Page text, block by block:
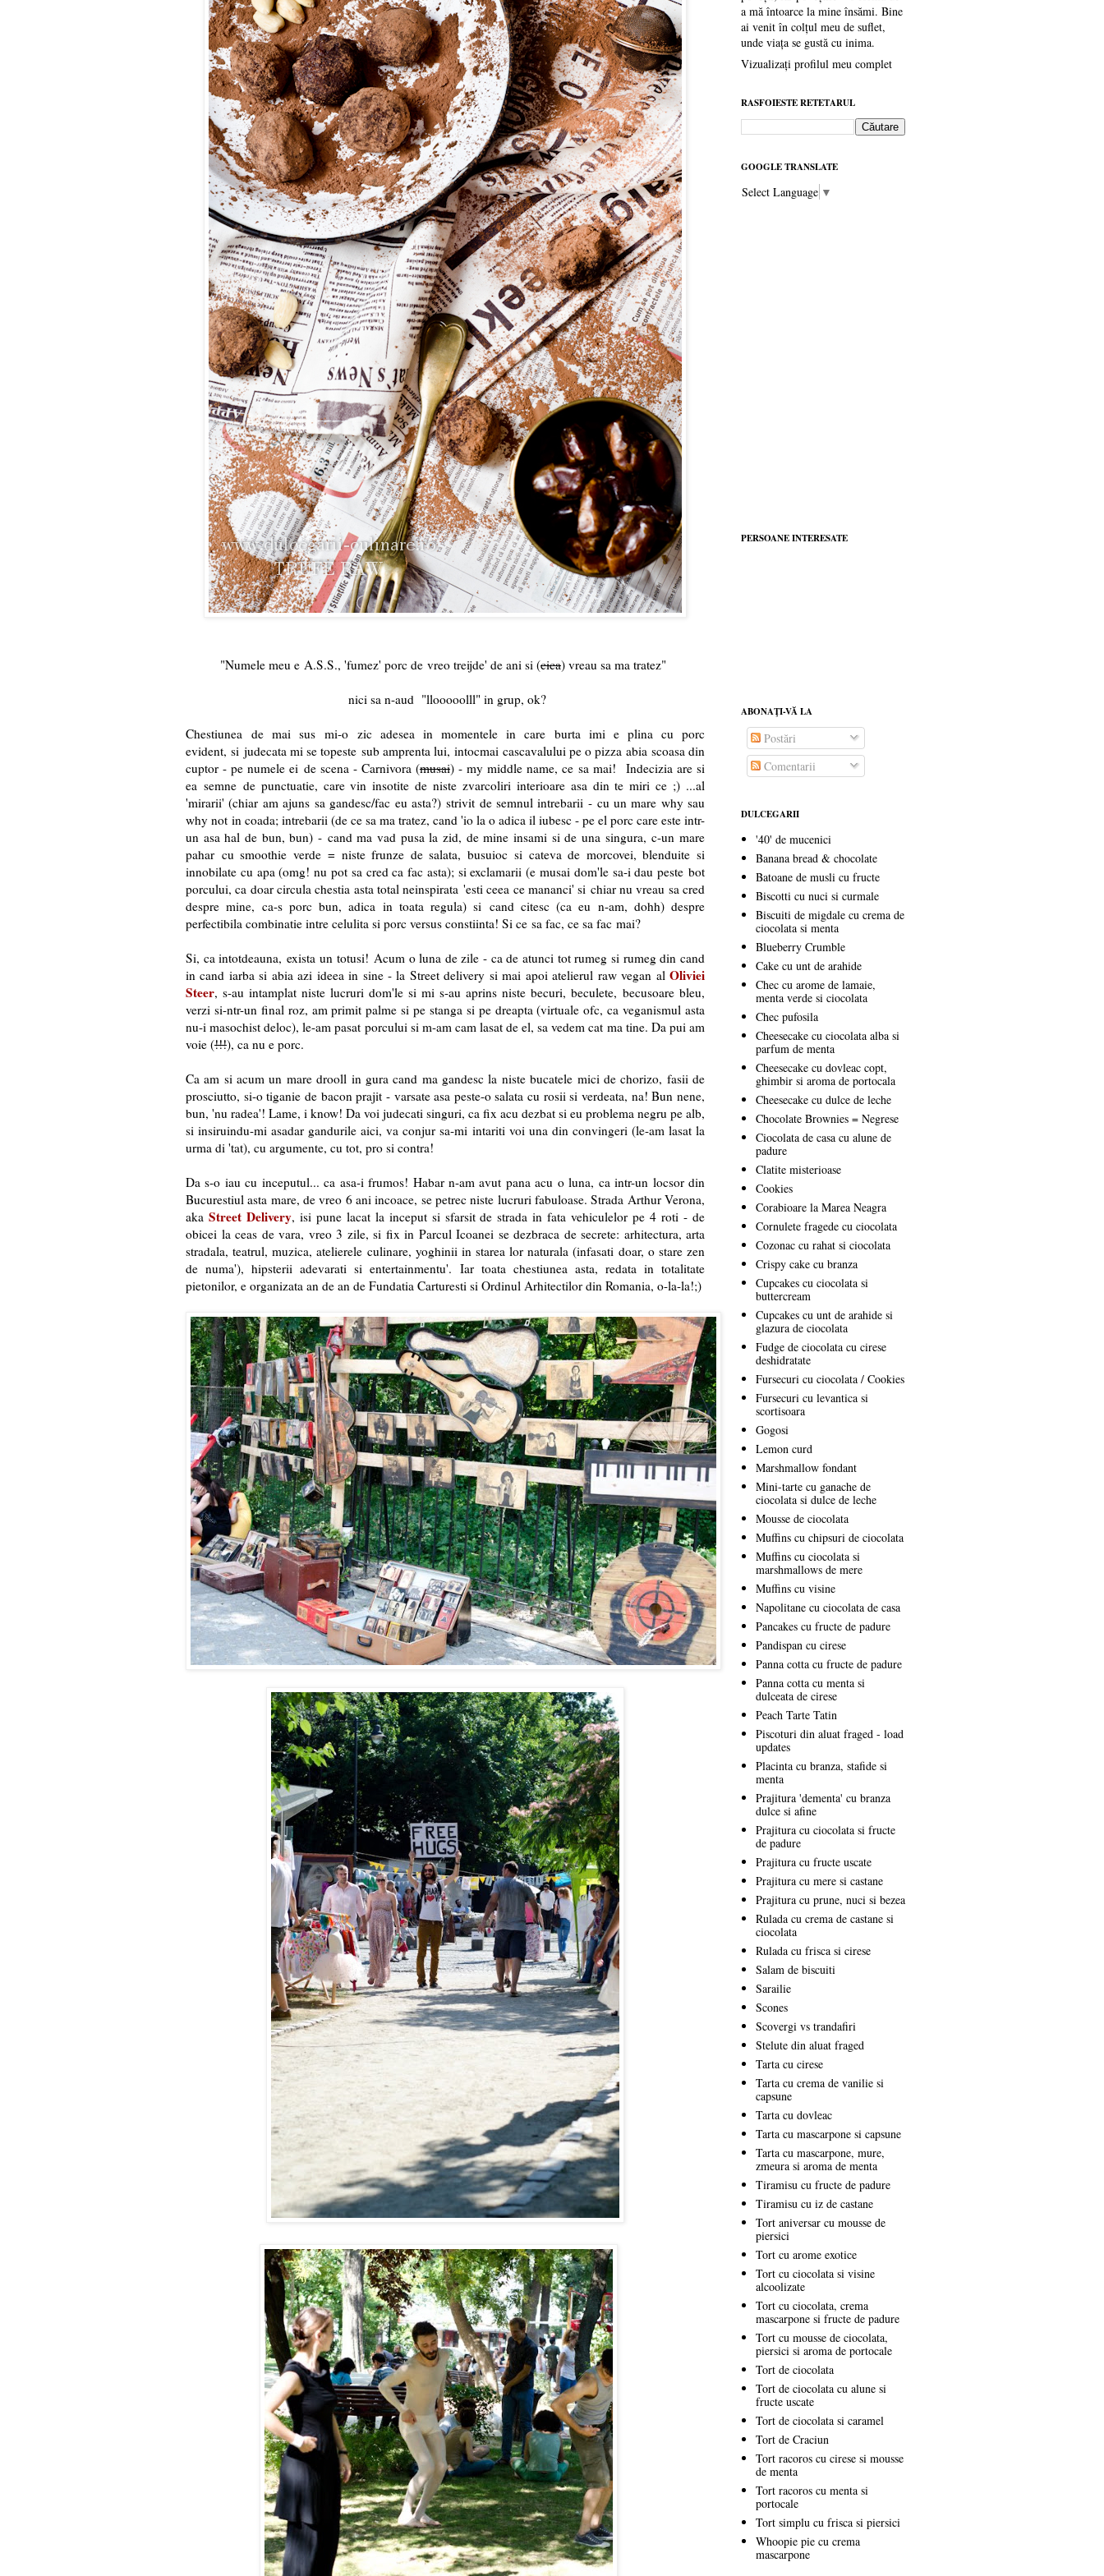
"Numele meu e A.S.S., 'fumez' porc de vreo treijde' de ani si (cica) vreau sa ma tratez"
nici sa n-aud "llooooolll" in grup, ok?
Chestiunea de mai sus mi-o zic adesea in momentele in care burta imi e plina cu porc
evident, si judecata mi se topeste sub amprenta lui, intocmai cascavalului pe o pizza abia scoasa din
cuptor - pe numele ei de scena - Carnivora (musai) - my middle name, ce sa mai! Indecizia are si
ea semne de punctuatie, care vin insotite de niste zvarcoliri interioare asa din te miri ce ;) ...al
'mirarii' (chiar am ajuns sa gandesc/fac eu asta?) strivit de semnul intrebarii - cu un mare why sau
why not in coada; intrebarii (de ce sa ma tratez, cand 'io la o adica il iubesc - pe el porc care este intr-
un asa hal de bun, bun) - cand ma vad pusa la zid, de mine insami si de una singura, c-un mare
pahar cu smoothie verde = niste frunze de salata, busuioc si cateva de morcovei, blenduite si
innobilate cu apa (omg! nu pot sa cred ca fac asta); si exclamarii (e musai dom'le sa-i dau peste bot
porcului, ca doar circula chestia asta total neinspirata 'esti ceea ce mananci' si chiar nu vreau sa cred
despre mine, ca-s porc bun, adica in toata regula) si cand citesc (ca eu n-am, dohh) despre
perfectibila combinatie intre celulita si porc versus constiinta! Si ce sa fac, ce sa fac mai?
Si, ca intotdeauna, exista un totusi! Acum o luna de zile - ca de atunci tot rumeg si rumeg din cand
in cand iarba si abia azi ideea in sine - la Street delivery si mai apoi atelierul raw vegan al Oliviei
Steer, s-au intamplat niste lucruri dom'le si mi s-au aprins niste becuri, beculete, becusoare bleu,
verzi si-ntr-un final roz, am primit palme si pe stanga si pe dreapta (virtuale ofc, ca veganismul asta
nu-i masochist deloc), le-am pasat porcului si m-am cam lasat de el, sa vedem cat ma tine. Da pui am
voie (!!!), ca nu e porc.
Ca am si acum un mare drooll in gura cand ma gandesc la niste bucatele mici de chorizo, fasii de
prosciutto, si-o tiganie de bacon prajit - varsate asa peste-o salata cu rosii si verdeata, na! Bun nene,
bun, 'nu radea'! Lame, i know! Da voi judecati singuri, ca fix acu dezbat si eu problema negru pe alb,
si insiruindu-mi asadar gandurile aici, va conjur sa-mi intariti voi una din convingeri (le-am lasat la
urma di 'tat), cu argumente, cu tot, pro si contra!
Da s-o iau cu inceputul... ca asa-i frumos! Habar n-am avut pana acu o luna, ca intr-un locsor din
Bucurestiul asta mare, de vreo 6 ani incoace, se petrec niste lucruri fabuloase. Strada Arthur Verona,
aka Street Delivery, isi pune lacat la inceput si sfarsit de strada in fata vehiculelor pe 4 roti - de
obicei la ceas de vara, vreo 3 zile, si fix in Parcul Icoanei se dezbraca de secrete: arhitectura, arta
stradala, teatrul, muzica, atelierele culinare, yoghinii in starea lor naturala (infasati doar, o stare zen
de numa'), hipsterii adevarati si entertainmentu'. Iar toata chestiunea asta, redata in totalitate
pietonilor, e organizata an de an de Fundatia Carturesti si Ordinul Arhitectilor din Romania, o-la-la!;)
a mă întoarce la mine însămi. Bine
ai venit în colțul meu de suflet,
unde viața se gustă cu inima.
Vizualizați profilul meu complet
RASFOIESTE RETETARUL
GOOGLE TRANSLATE
Select Language ▼
PERSOANE INTERESATE
ABONAŢI-VĂ LA
Postări
Comentarii
DULCEGARII
'40' de mucenici
Banana bread & chocolate
Batoane de musli cu fructe
Biscotti cu nuci si curmale
Biscuiti de migdale cu crema de
ciocolata si menta
Blueberry Crumble
Cake cu unt de arahide
Chec cu arome de lamaie,
menta verde si ciocolata
Chec pufosila
Cheesecake cu ciocolata alba si
parfum de menta
Cheesecake cu dovleac copt,
ghimbir si aroma de portocala
Cheesecake cu dulce de leche
Chocolate Brownies = Negrese
Ciocolata de casa cu alune de
padure
Clatite misterioase
Cookies
Corabioare la Marea Neagra
Cornulete fragede cu ciocolata
Cozonac cu rahat si ciocolata
Crispy cake cu branza
Cupcakes cu ciocolata si
buttercream
Cupcakes cu unt de arahide si
glazura de ciocolata
Fudge de ciocolata cu cirese
deshidratate
Fursecuri cu ciocolata / Cookies
Fursecuri cu levantica si
scortisoara
Gogosi
Lemon curd
Marshmallow fondant
Mini-tarte cu ganache de
ciocolata si dulce de leche
Mousse de ciocolata
Muffins cu chipsuri de ciocolata
Muffins cu ciocolata si
marshmallows de mere
Muffins cu visine
Napolitane cu ciocolata de casa
Pancakes cu fructe de padure
Pandispan cu cirese
Panna cotta cu fructe de padure
Panna cotta cu menta si
dulceata de cirese
Peach Tarte Tatin
Piscoturi din aluat fraged - load
updates
Placinta cu branza, stafide si
menta
Prajitura 'dementa' cu branza
dulce si afine
Prajitura cu ciocolata si fructe
de padure
Prajitura cu fructe uscate
Prajitura cu mere si castane
Prajitura cu prune, nuci si bezea
Rulada cu crema de castane si
ciocolata
Rulada cu frisca si cirese
Salam de biscuiti
Sarailie
Scones
Scovergi vs trandafiri
Stelute din aluat fraged
Tarta cu cirese
Tarta cu crema de vanilie si
capsune
Tarta cu dovleac
Tarta cu mascarpone si capsune
Tarta cu mascarpone, mure,
zmeura si aroma de menta
Tiramisu cu fructe de padure
Tiramisu cu iz de castane
Tort aniversar cu mousse de
piersici
Tort cu arome exotice
Tort cu ciocolata si visine
alcoolizate
Tort cu ciocolata, crema
mascarpone si fructe de padure
Tort cu mousse de ciocolata,
piersici si aroma de portocale
Tort de ciocolata
Tort de ciocolata cu alune si
fructe uscate
Tort de ciocolata si caramel
Tort de Craciun
Tort racoros cu cirese si mousse
de menta
Tort racoros cu menta si
portocale
Tort simplu cu frisca si piersici
Whoopie pie cu crema
mascarpone